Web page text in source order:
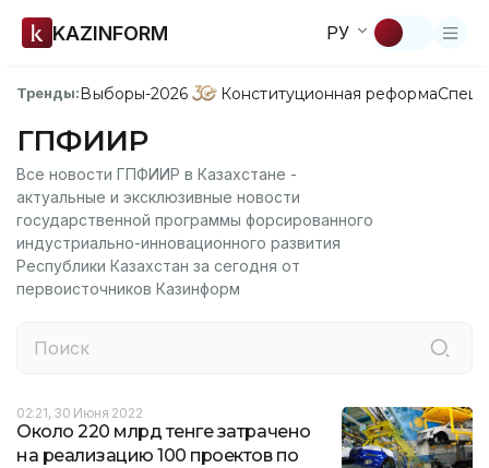
KAZINFORM РУ
Тренды:Выборы-2026 Конституционная реформа
ГПФИИР
Все новости ГПФИИР в Казахстане -
актуальные и эксклюзивные новости
государственной программы форсированного
индустриально-инновационного развития
Республики Казахстан за сегодня от
первоисточников Казинформ
02:21, 30 Июня 2022
Около 220 млрд тенге затрачено
на реализацию 100 проектов по